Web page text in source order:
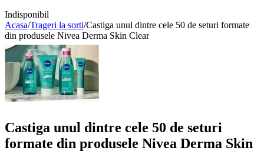
Indisponibil
Acasa/Trageri la sorti/Castiga unul dintre cele 50 de seturi formate
din produsele Nivea Derma Skin Clear
Castiga unul dintre cele 50 de seturi
formate din produsele Nivea Derma Skin